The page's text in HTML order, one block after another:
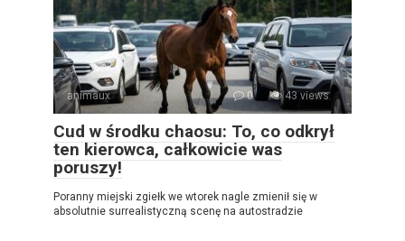
animaux 0 43 views
Cud w środku chaosu: To, co odkrył
ten kierowca, całkowicie was
poruszy!
Poranny miejski zgiełk we wtorek nagle zmienił się w
absolutnie surrealistyczną scenę na autostradzie